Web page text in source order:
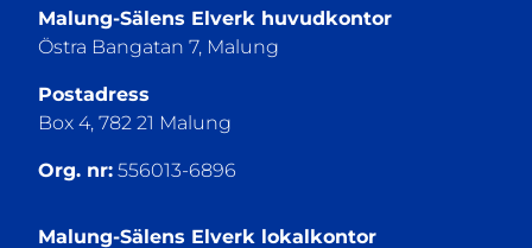
Malung-Sälens Elverk huvudkontor
Östra Bangatan 7, Malung
Postadress
Box 4, 782 21 Malung
Org. nr: 556013-6896
Malung-Sälens Elverk lokalkontor